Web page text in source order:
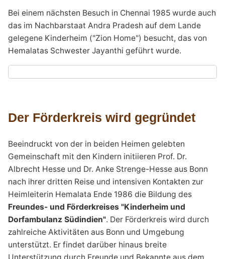
Bei einem nächsten Besuch in Chennai 1985 wurde auch
das im Nachbarstaat Andra Pradesh auf dem Lande
gelegene Kinderheim ("Zion Home") besucht, das von
Hemalatas Schwester Jayanthi geführt wurde.
Der Förderkreis wird gegründet
Beeindruckt von der in beiden Heimen gelebten
Gemeinschaft mit den Kindern initiieren Prof. Dr.
Albrecht Hesse und Dr. Anke Strenge-Hesse aus Bonn
nach ihrer dritten Reise und intensiven Kontakten zur
Heimleiterin Hemalata Ende 1986 die Bildung des
Freundes- und Förderkreises "Kinderheim und
Dorfambulanz Südindien". Der Förderkreis wird durch
zahlreiche Aktivitäten aus Bonn und Umgebung
unterstützt. Er findet darüber hinaus breite
Unterstützung durch Freunde und Bekannte aus dem